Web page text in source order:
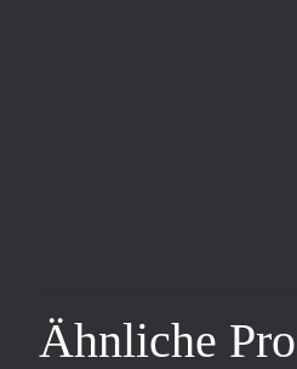
Ähnliche